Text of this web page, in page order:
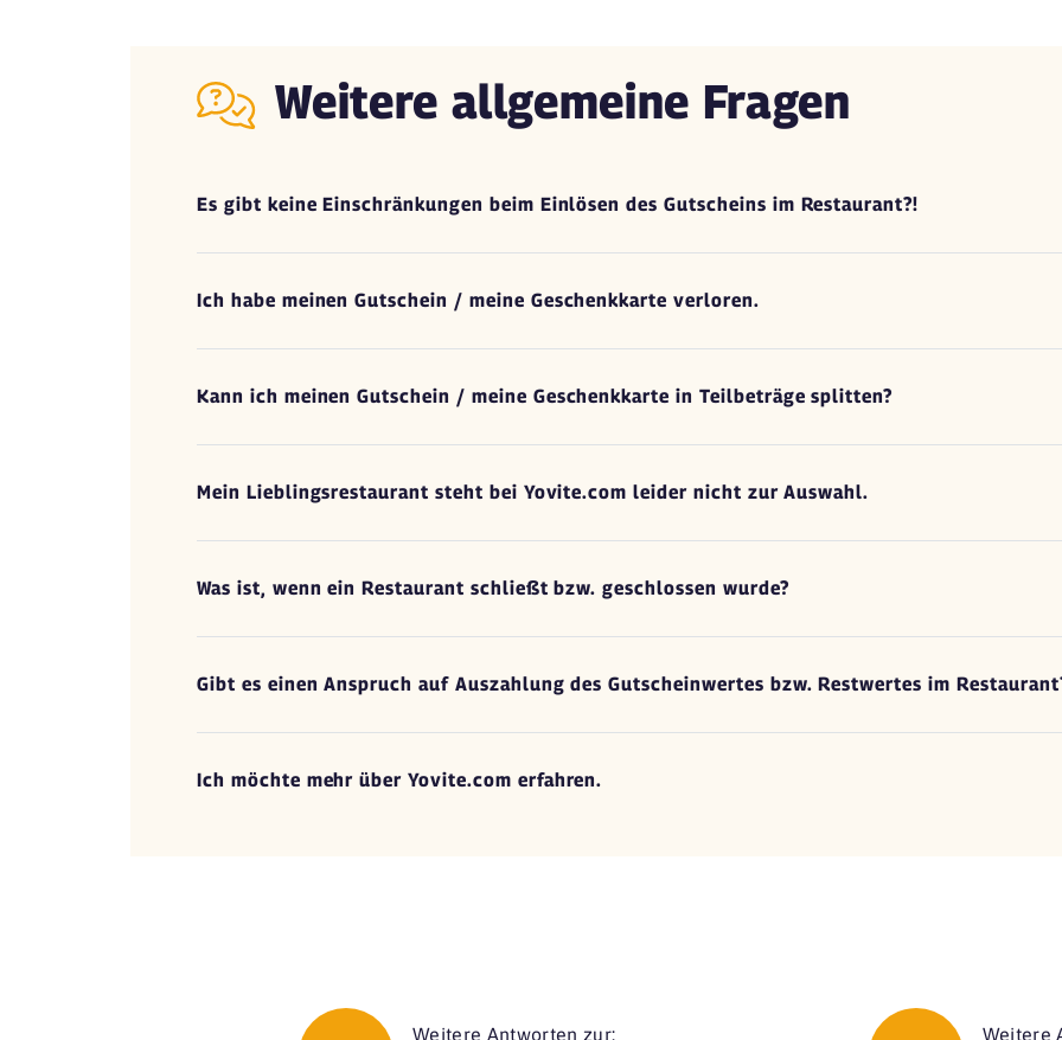
Weitere allgemeine Fragen
Es gibt keine Einschränkungen beim Einlösen des Gutscheins im Restaurant?!
Ich habe meinen Gutschein / meine Geschenkkarte verloren.
Kann ich meinen Gutschein / meine Geschenkkarte in Teilbeträge splitten?
Mein Lieblingsrestaurant steht bei Yovite.com leider nicht zur Auswahl.
Was ist, wenn ein Restaurant schließt bzw. geschlossen wurde?
Gibt es einen Anspruch auf Auszahlung des Gutscheinwertes bzw. Restwertes im
Ich möchte mehr über Yovite.com erfahren.
Weitere Antworten zur: Weitere